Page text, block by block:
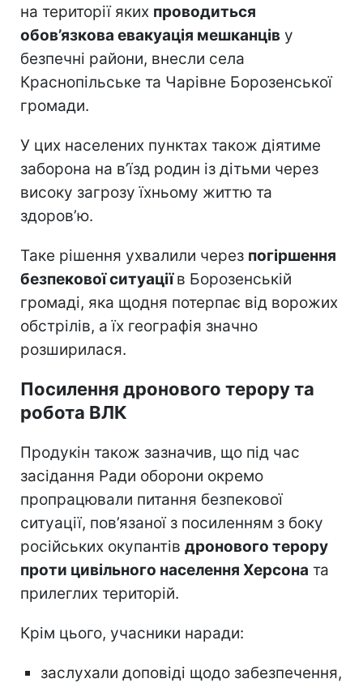
на території яких проводиться
обов’язкова евакуація мешканців у
безпечні райони, внесли села
Краснопільське та Чарівне Борозенської
громади.
У цих населених пунктах також діятиме
заборона на в’їзд родин із дітьми через
високу загрозу їхньому життю та
здоров’ю.
Таке рішення ухвалили через погіршення
безпекової ситуаціїв Борозенській
громаді, яка щодня потерпає від ворожих
обстрілів, а їх географія значно
розширилася.
Посилення дронового терору та
робота ВЛК
Продукін також зазначив, що під час
засідання Ради оборони окремо
пропрацювали питання безпекової
ситуації, пов’язаної з посиленням з боку
російських окупантів дронового терору
проти цивільного населення Херсона та
прилеглих територій.
Крім цього, учасники наради:
заслухали доповіді щодо забезпечення,